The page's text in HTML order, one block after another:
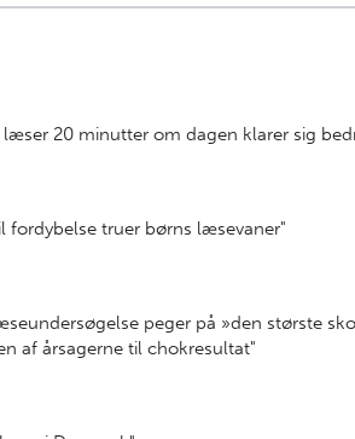
20 minutter om dagen klarer sig
fordybelse truer børns læsevaner"
peger på »den største
af årsagerne til chokresultat"